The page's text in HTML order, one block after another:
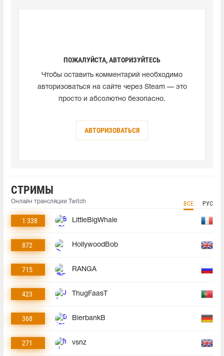
ПОЖАЛУЙСТА, АВТОРИЗУЙТЕСЬ
Чтобы оставить комментарий необходимо
авторизоваться на сайте через Steam — это
просто и абсолютно безопасно.
АВТОРИЗОВАТЬСЯ
СТРИМЫ
Онлайн трансляции Twitch ВСЕ РУС
1 338 LittleBigWhale
872 HollywoodBob
715 RANGA
423 ThugFaasT
368 BierbankB
271 vsnz